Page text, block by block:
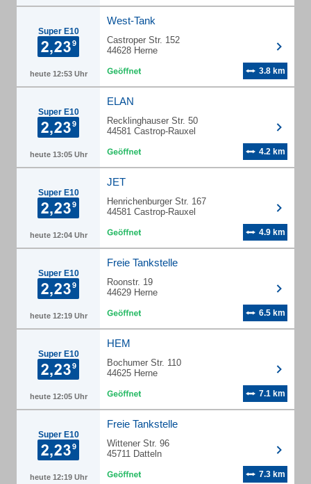
Super E10
heute 12:53 Uhr
West-Tank
Castroper Str. 152
44628 Herne
3.8 km
Super E10
heute 13:05 Uhr
ELAN
Recklinghauser Str. 50
44581 Castrop-Rauxel
4.2 km
Super E10
heute 12:04 Uhr
JET
Henrichenburger Str. 167
44581 Castrop-Rauxel
4.9 km
Super E10
heute 12:19 Uhr
Freie Tankstelle
Roonstr. 19
44629 Herne
6.5 km
Super E10
heute 12:05 Uhr
HEM
Bochumer Str. 110
44625 Herne
7.1 km
Super E10
heute 12:19 Uhr
Freie Tankstelle
Wittener Str. 96
45711 Datteln
7.3 km